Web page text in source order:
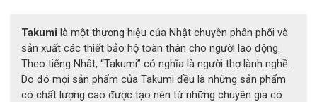
Găng tay chống dầu Takumi WG-528L đảm bảo an toàn ở mức
tối đa nhất cho người lao động
Takumi là một thương hiệu của Nhật chuyên phân phối và
sản xuất các thiết bảo hộ toàn thân cho người lao động.
Theo tiếng Nhât, “Takumi” có nghĩa là người thợ lành nghề.
Do đó mọi sản phẩm của Takumi đều là những sản phẩm
có chất lượng cao được tạo nên từ những chuyên gia có